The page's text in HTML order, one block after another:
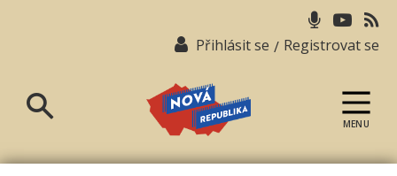
Přihlásit se / Registrovat se
republika
MENU